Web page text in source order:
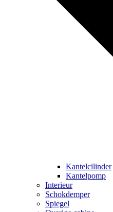
Kantelcilinder
Kantelpomp
Interieur
Schokdemper
Spiegel